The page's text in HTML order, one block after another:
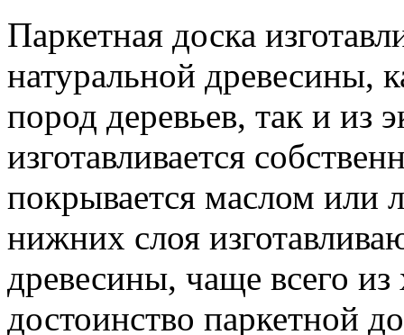
Паркетная доска
натуральной древесины,
пород деревьев, так и из
изготавливается
покрывается маслом или
нижних слоя
древесины, чаще всего
достоинство паркетной